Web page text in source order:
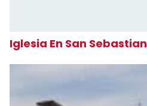
Iglesia En San Sebastian